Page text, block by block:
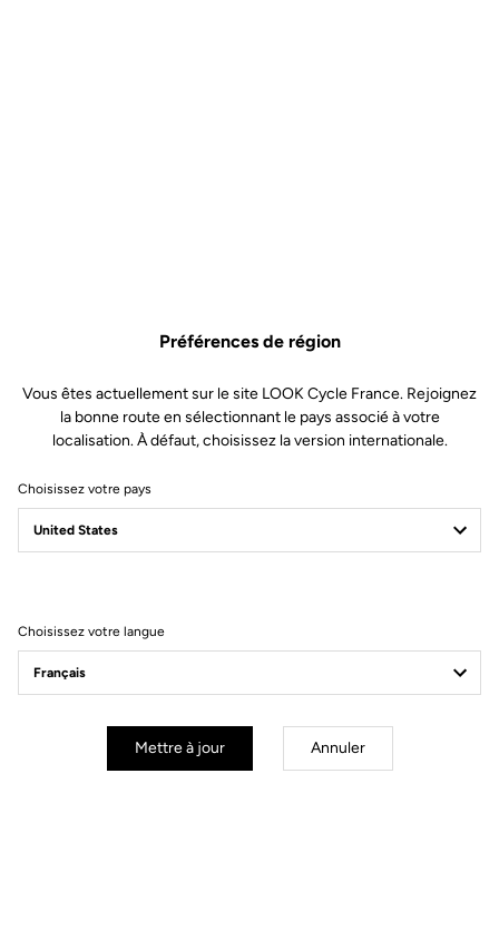
X-TRACK RACE
Préférences de région
Vous êtes actuellement sur le site LOOK Cycle France. Rejoignez
la bonne route en sélectionnant le pays associé à votre
localisation. À défaut, choisissez la version internationale.
Choisissez votre pays
Choisissez votre langue
Mettre à jour Annuler